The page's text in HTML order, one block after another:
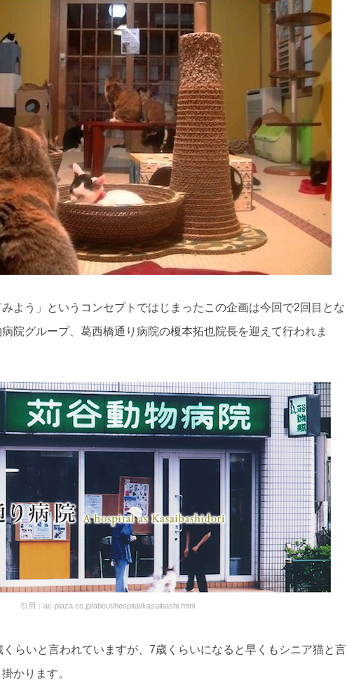
みよう」というコンセプトではじまったこの企画は今回で2回目とな
院グループ、葛西橋通り病院の榎本拓也院長を迎えて行われま
引用： ac-plaza.co.jp/about/hospital/kasaibashi.html
くらいと言われていますが、7歳くらいになると早くもシニア猫と言
かります。